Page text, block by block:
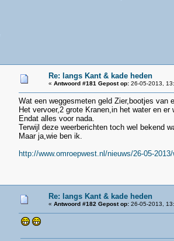
Re: langs Kant & kade heden
« Antwoord #181 Gepost op: 26-05-2013,
Wat een weggesmeten geld Zier,bootjes van
Het vervoer,2 grote Kranen,in het water en er
Endat alles voor nada.
Terwijl deze weerberichten toch wel bekend
Maar ja,wie ben ik.
http://www.omroepwest.nl/nieuws/26-05-
Re: langs Kant & kade heden
« Antwoord #182 Gepost op: 26-05-2013,